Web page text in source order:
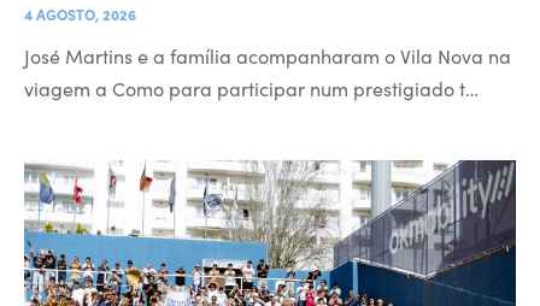
4 AGOSTO, 2026
José Martins e a família acompanharam o Vila Nova na
viagem a Como para participar num prestigiado t…